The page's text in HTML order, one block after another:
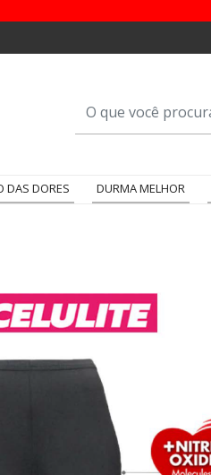
DAS DORES DURMA MELHOR